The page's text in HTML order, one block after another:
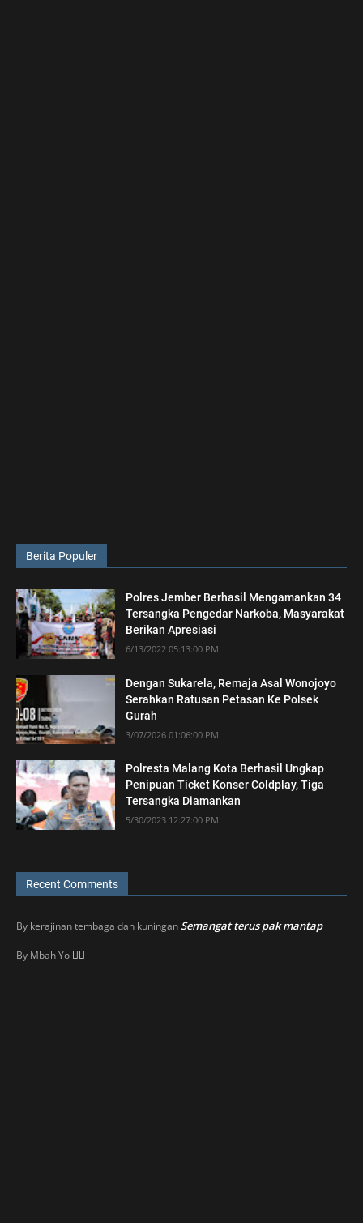
Berita Populer
Polres Jember Berhasil Mengamankan 34
Tersangka Pengedar Narkoba, Masyarakat
Berikan Apresiasi
6/13/2022 05:13:00 PM
Dengan Sukarela, Remaja Asal Wonojoyo
Serahkan Ratusan Petasan Ke Polsek
Gurah
3/07/2026 01:06:00 PM
Polresta Malang Kota Berhasil Ungkap
Penipuan Ticket Konser Coldplay, Tiga
Tersangka Diamankan
5/30/2023 12:27:00 PM
Recent Comments
By kerajinan tembaga dan kuninganSemangat terus pak mantap
By Mbah Yo 👍🏼